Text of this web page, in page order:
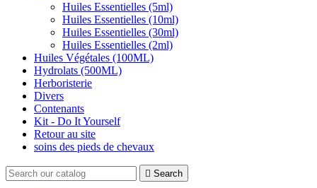
Huiles Essentielles (5ml)
Huiles Essentielles (10ml)
Huiles Essentielles (30ml)
Huiles Essentielles (2ml)
Huiles Végétales (100ML)
Hydrolats (500ML)
Herboristerie
Divers
Contenants
Kit - Do It Yourself
Retour au site
soins des pieds de chevaux
 Search